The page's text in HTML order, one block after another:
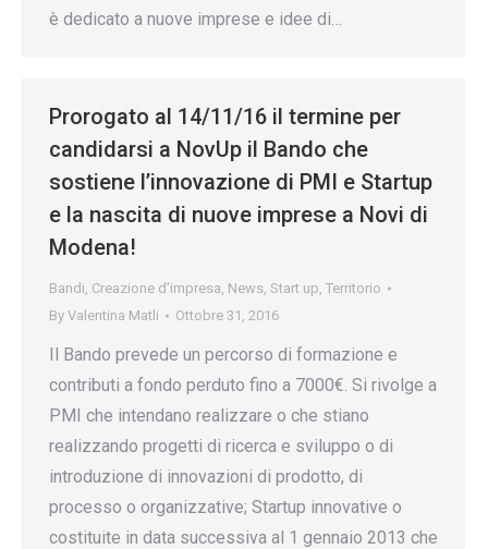
è dedicato a nuove imprese e idee di…
Prorogato al 14/11/16 il termine per
candidarsi a NovUp il Bando che
sostiene l’innovazione di PMI e Startup
e la nascita di nuove imprese a Novi di
Modena!
Bandi, Creazione d’impresa, News, Start up, Territorio
By Valentina Matli Ottobre 31, 2016
Il Bando prevede un percorso di formazione e
contributi a fondo perduto fino a 7000€. Si rivolge a
PMI che intendano realizzare o che stiano
realizzando progetti di ricerca e sviluppo o di
introduzione di innovazioni di prodotto, di
processo o organizzative; Startup innovative o
costituite in data successiva al 1 gennaio 2013 che